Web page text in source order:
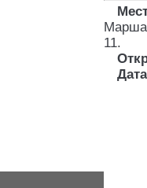
11.